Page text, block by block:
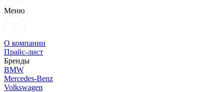
Меню
О компании
Прайс-лист
Бренды
BMW
Mercedes-Benz
Volkswagen